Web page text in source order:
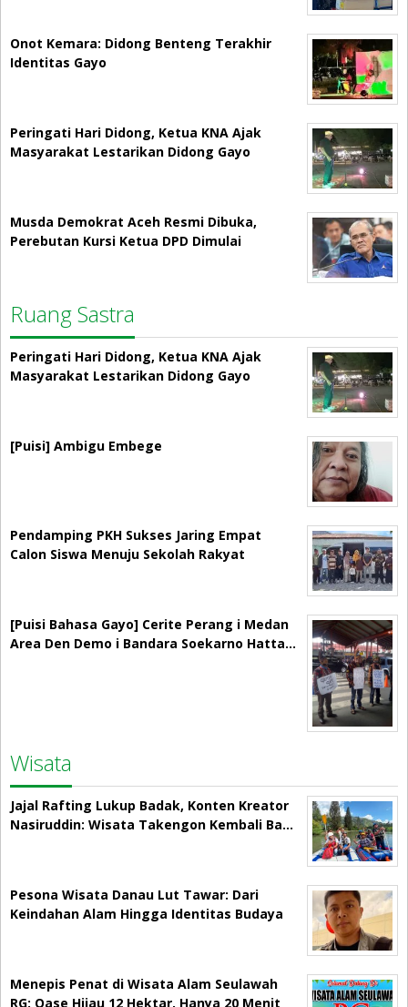
Onot Kemara: Didong Benteng Terakhir
Identitas Gayo
Peringati Hari Didong, Ketua KNA Ajak
Masyarakat Lestarikan Didong Gayo
Musda Demokrat Aceh Resmi Dibuka,
Perebutan Kursi Ketua DPD Dimulai
Ruang Sastra
Peringati Hari Didong, Ketua KNA Ajak
Masyarakat Lestarikan Didong Gayo
[Puisi] Ambigu Embege
Pendamping PKH Sukses Jaring Empat
Calon Siswa Menuju Sekolah Rakyat
[Puisi Bahasa Gayo] Cerite Perang i Medan
Area Den Demo i Bandara Soekarno Hatta…
Wisata
Jajal Rafting Lukup Badak, Konten Kreator
Nasiruddin: Wisata Takengon Kembali Ba…
Pesona Wisata Danau Lut Tawar: Dari
Keindahan Alam Hingga Identitas Budaya
Menepis Penat di Wisata Alam Seulawah
RG: Oase Hijau 12 Hektar, Hanya 20 Menit